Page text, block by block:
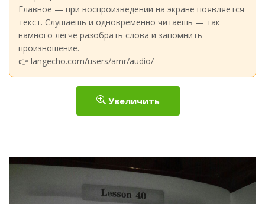
Главное — при воспроизведении на экране появляется
текст. Слушаешь и одновременно читаешь — так
намного легче разобрать слова и запомнить
произношение.
👉 langecho.com/users/amr/audio/
Увеличить